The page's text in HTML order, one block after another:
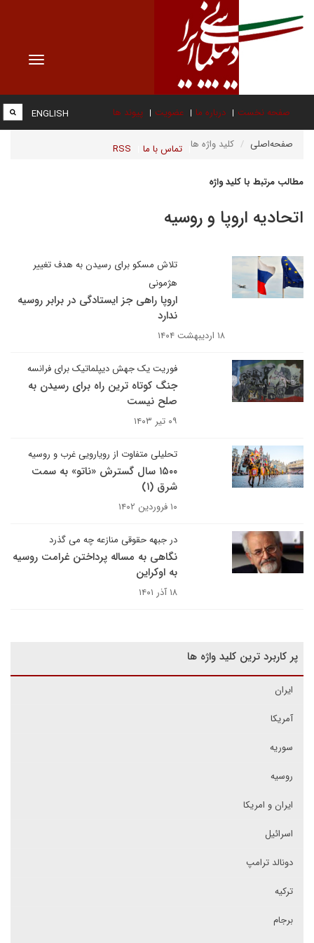
Toggle
صفحه نخست درباره ما عضویت پیوند ها
تماس با ما RSS
ENGLISH
صفحه‌اصلی کلید واژه ها
مطالب مرتبط با کلید واژه
اتحادیه اروپا و روسیه
تلاش مسکو برای رسیدن به هدف تغییر
هژمونی
اروپا راهی جز ایستادگی در برابر روسیه
ندارد
۱۸ اردیبهشت ۱۴۰۴
فوریت یک جهش دیپلماتیک برای فرانسه
جنگ کوتاه ترین راه برای رسیدن به
صلح نیست
۰۹ تیر ۱۴۰۳
تحلیلی متفاوت از رویارویی غرب و روسیه
۱۵۰۰ سال گسترش «ناتو» به سمت
شرق (۱)
۱۰ فروردین ۱۴۰۲
در جبهه حقوقی منازعه چه می گذرد
نگاهی به مساله پرداختن غرامت روسیه
به اوکراین
۱۸ آذر ۱۴۰۱
پر کاربرد ترین کلید واژه ها
ایران
آمریکا
سوریه
روسیه
ایران و امریکا
اسرائیل
دونالد ترامپ
ترکیه
برجام